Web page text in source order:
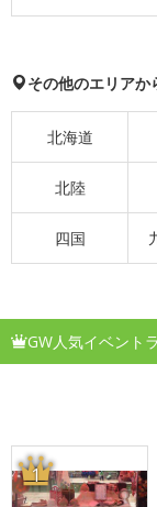
その他のエリアか
北海道
北陸
四国
GW人気イベント
1